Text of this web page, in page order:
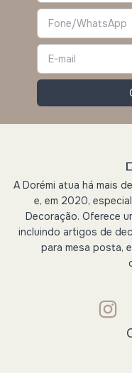
A Dorémi atua há mais
e, em 2020,
Decoração. Oferece
incluindo artigos de
para mesa posta,